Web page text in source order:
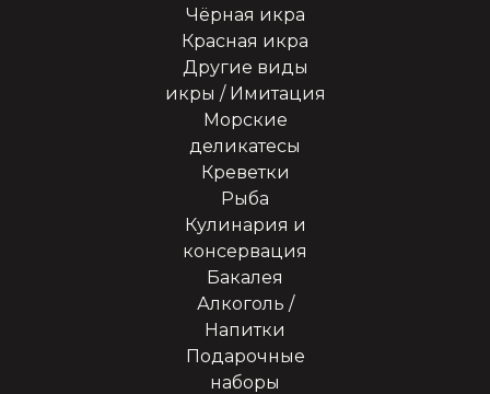
Чёрная икра
Красная икра
Другие виды
икры / Имитация
Морские
деликатесы
Креветки
Рыба
Кулинария и
консервация
Бакалея
Алкоголь /
Напитки
Подарочные
наборы